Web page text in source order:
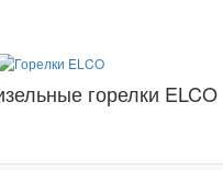
горелки ELCO